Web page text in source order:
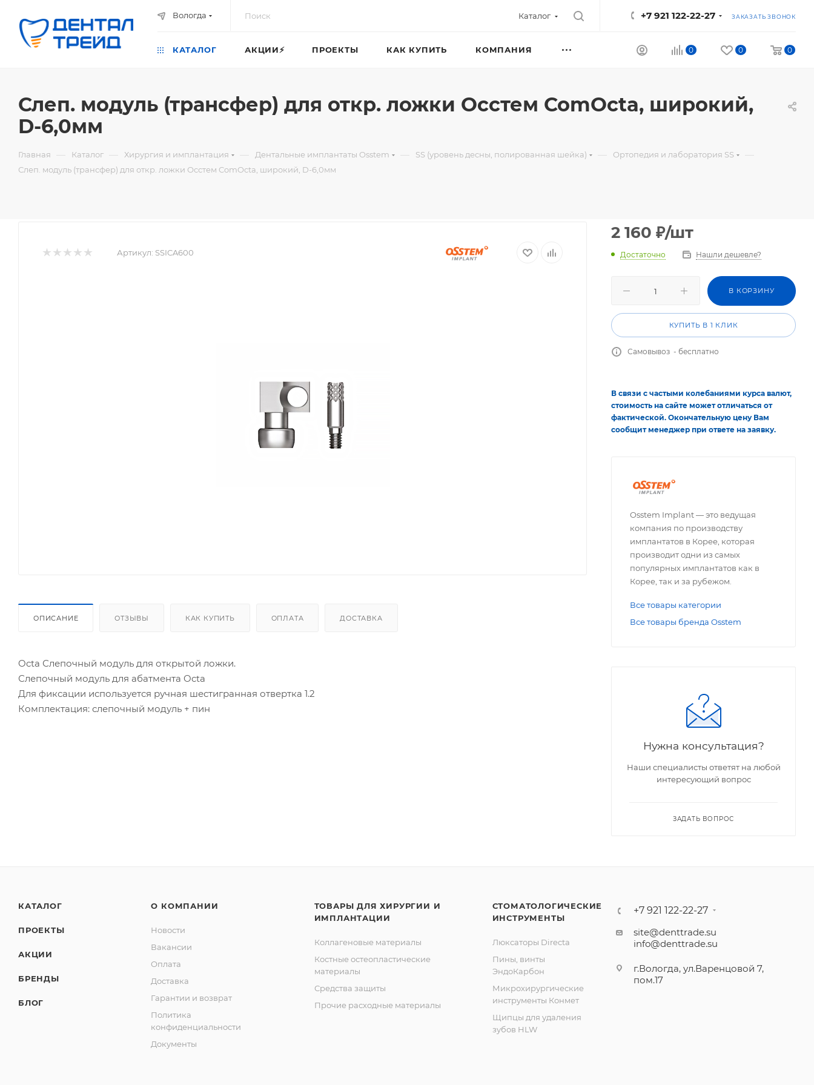
Вологда Каталог +7 921 122-22-27 ЗАКАЗАТЬ ЗВОНОК
0 0 0
КАТАЛОГ АКЦИИ⚡️ ПРОЕКТЫ КАК КУПИТЬ КОМПАНИЯ
Слеп. модуль (трансфер) для откр. ложки Осстем ComOcta, широкий,
D-6,0мм
Главная — Каталог — Хирургия и имплантация — Дентальные имплантаты Osstem — SS (уровень десны, полированная шейка) — Ортопедия и лаборатория SS —
Слеп. модуль (трансфер) для откр. ложки Осстем ComOcta, широкий, D-6,0мм
Артикул: SSICA600
ОПИСАНИЕ ОТЗЫВЫ КАК КУПИТЬ ОПЛАТА ДОСТАВКА
Octa Слепочный модуль для открытой ложки.
Слепочный модуль для абатмента Octa
Для фиксации используется ручная шестигранная отвертка 1.2
Комплектация: слепочный модуль + пин
2 160 ₽/шт
Достаточно Нашли дешевле?
В КОРЗИНУ
КУПИТЬ В 1 КЛИК
Самовывоз - бесплатно
В связи с частыми колебаниями курса валют,
стоимость на сайте может отличаться от
фактической. Окончательную цену Вам
сообщит менеджер при ответе на заявку.
Osstem Implant — это ведущая
компания по производству
имплантатов в Корее, которая
производит одни из самых
популярных имплантатов как в
Корее, так и за рубежом.
Все товары категории
Все товары бренда Osstem
Нужна консультация?
Наши специалисты ответят на любой
интересующий вопрос
ЗАДАТЬ ВОПРОС
КАТАЛОГ
ПРОЕКТЫ
АКЦИИ
БРЕНДЫ
БЛОГ
О КОМПАНИИ
Новости
Вакансии
Оплата
Доставка
Гарантии и возврат
Политика
конфиденциальности
Документы
ТОВАРЫ ДЛЯ ХИРУРГИИ И
ИМПЛАНТАЦИИ
Коллагеновые материалы
Костные остеопластические
материалы
Средства защиты
Прочие расходные материалы
СТОМАТОЛОГИЧЕСКИЕ
ИНСТРУМЕНТЫ
Люксаторы Directa
Пины, винты
ЭндоКарбон
Микрохирургические
инструменты Конмет
Щипцы для удаления
зубов HLW
+7 921 122-22-27
site@denttrade.su
info@denttrade.su
г.Вологда, ул.Варенцовой 7,
пом.17